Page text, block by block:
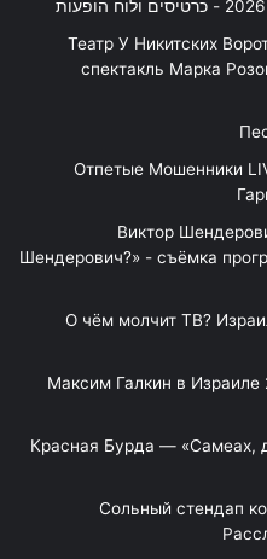
"Театр У Никитских
спектакль Марка
Отпетые Мошенники
Виктор
Шендерович?» - съёмка
«О чём молчит ТВ?
Максим Галкин в
Красная Бурда — «Самеах,
"Сольный стендап